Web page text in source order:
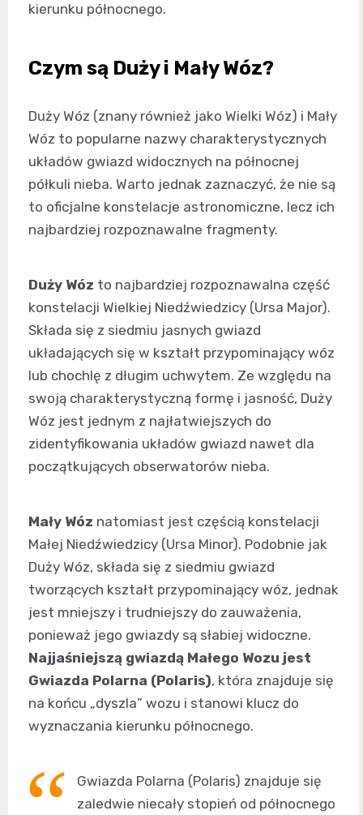
kierunku północnego.
Czym są Duży i Mały Wóz?
Duży Wóz (znany również jako Wielki Wóz) i Mały
Wóz to popularne nazwy charakterystycznych
układów gwiazd widocznych na północnej
półkuli nieba. Warto jednak zaznaczyć, że nie są
to oficjalne konstelacje astronomiczne, lecz ich
najbardziej rozpoznawalne fragmenty.
Duży Wóz to najbardziej rozpoznawalna część
konstelacji Wielkiej Niedźwiedzicy (Ursa Major).
Składa się z siedmiu jasnych gwiazd
układających się w kształt przypominający wóz
lub chochlę z długim uchwytem. Ze względu na
swoją charakterystyczną formę i jasność, Duży
Wóz jest jednym z najłatwiejszych do
zidentyfikowania układów gwiazd nawet dla
początkujących obserwatorów nieba.
Mały Wóz natomiast jest częścią konstelacji
Małej Niedźwiedzicy (Ursa Minor). Podobnie jak
Duży Wóz, składa się z siedmiu gwiazd
tworzących kształt przypominający wóz, jednak
jest mniejszy i trudniejszy do zauważenia,
ponieważ jego gwiazdy są słabiej widoczne.
Najjaśniejszą gwiazdą Małego Wozu jest
Gwiazda Polarna (Polaris), która znajduje się
na końcu „dyszla” wozu i stanowi klucz do
wyznaczania kierunku północnego.
Gwiazda Polarna (Polaris) znajduje się
zaledwie niecały stopień od północnego